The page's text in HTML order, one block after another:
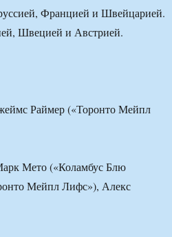
Францией и Швейцарией.
Швецией и Австрией.
Раймер («Торонто Мейпл
Мето («Коламбус Блю
Мейпл Лифс»), Алекс